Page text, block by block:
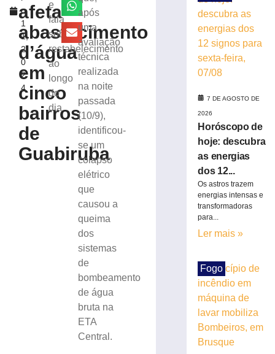
o
1
1,
2
0
2
4
afeta
abastecimento
d’água
em
cinco
bairros
de
Guabiruba
e
fala
sobre
restabelecimento
ao
longo
do
dia
após
uma
avaliação
técnica
realizada
na noite
passada
(10/9),
identificou-
se um
colapso
elétrico
que
causou a
queima
dos
sistemas
de
bombeamento
de água
bruta na
ETA
Central.
signos
sexta-
feira,
Samae
prepara
especial
celebrar
7 DE AGOSTO DE
2026
Horóscopo de
hoje: descubra
as energias
dos 12...
Os astros trazem
energias intensas e
transformadoras
para...
Ler mais »
Fogo